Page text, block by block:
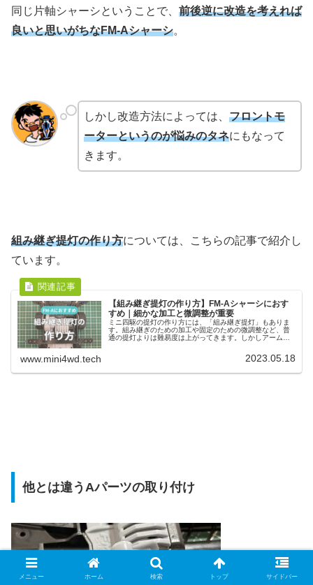
同じ片軸シャーシということで、 前後逆に改造を考えれば
良いと思いがちなFM-Aシャーシ。
しかし改造方法によっては、 フロントモ
ーターというのが悩みのタネにもなって
きます。
組み継ぎ提灯の作り方については、こちらの記事で紹介し
ています。
【組み継ぎ提灯の作り方】FM-Aシャーシにおす
すめ｜細かな加工と微調整が重要
ミニ四駆の提灯の作り方には、「組み継ぎ提灯」もありま
す。組み継ぎのための加工や固定のための微調整など、普
通の提灯よりは難易度は上がってきます。しかしアーム部
www.mini4wd.tech 2023.05.18
他とは違うAパーツの取り付け
メニュー ホーム 検索 トップ サイドバー